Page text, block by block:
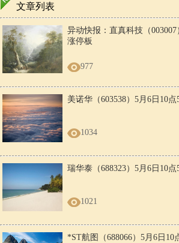
文章列表
异动快报：直真科技（003007
涨停板
977
美诺华（603538）5月6日10
1034
瑞华泰（688323）5月6日10
1021
*ST航图（688066）5月6日10